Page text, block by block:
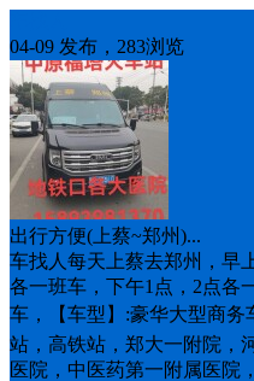
04-09 发布，283浏览
出行方便(上蔡~郑州)...
车找人每天上蔡去郑州，早
各一班车，下午1点，2点各
车，【车型】:豪华大型商
站，高铁站，郑大一附院，
医院，中医药第一附属医院